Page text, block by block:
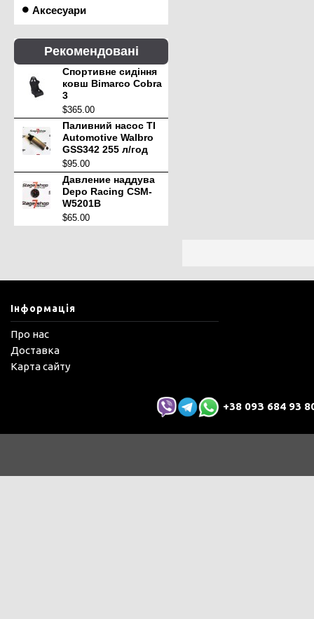
Аксесуари
Рекомендовані
Спортивне сидіння
ковш Bimarco Cobra
3
$365.00
Паливний насос TI
Automotive Walbro
GSS342 255 л/год
$95.00
Давление наддува
Depo Racing CSM-
W5201B
$65.00
Інформація
Про нас
Доставка
Карта сайту
+38 09З 684 93